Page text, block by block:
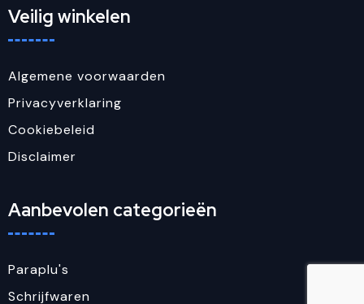
Veilig winkelen
Algemene voorwaarden
Privacyverklaring
Cookiebeleid
Disclaimer
Aanbevolen categorieën
Paraplu's
Schrijfwaren